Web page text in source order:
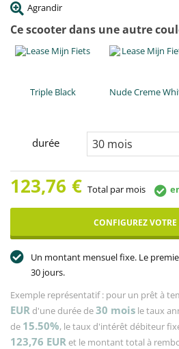
Agrandir
Ce scooter dans une autre
Triple Black Nude Creme
durée
123,76 € Total par mois
CONFIGUREZ VOTRE
Un montant mensuel fixe. Le
30 jours.
Exemple représentatif : pour un prêt à
EURd'une durée de30 mois le taux
de 15.50%, le taux d'intérêt débiteur
123,76 EURet le montant total à